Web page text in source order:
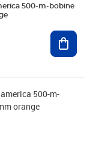
500-m-bobine